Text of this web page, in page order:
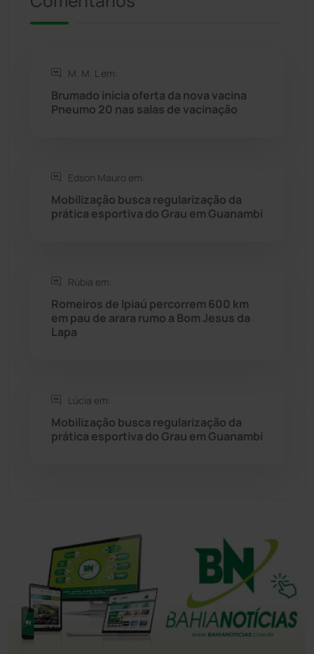
Rio do Antônio
Rio do Pires
Seabra
Sudoeste Baiano (1530)
Tecnologia
M. M. L em:
Brumado inicia oferta da nova vacina
Pneumo 20 nas salas de vacinação
Edson Mauro em:
Mobilização busca regularização da
prática esportiva do Grau em Guanambi
Rúbia em:
Romeiros de Ipiaú percorrem 600 km
em pau de arara rumo a Bom Jesus da
Lapa
Lúcia em:
Mobilização busca regularização da
prática esportiva do Grau em Guanambi